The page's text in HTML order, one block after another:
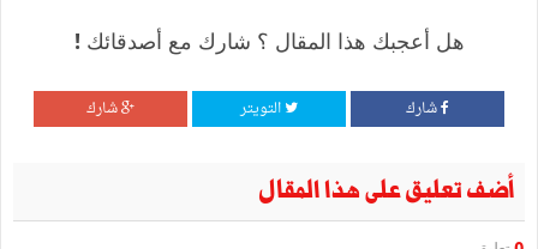
هل أعجبك هذا المقال ؟ شارك مع أصدقائك !
شارك التويتر شارك
أضف تعليق على هذا المقال